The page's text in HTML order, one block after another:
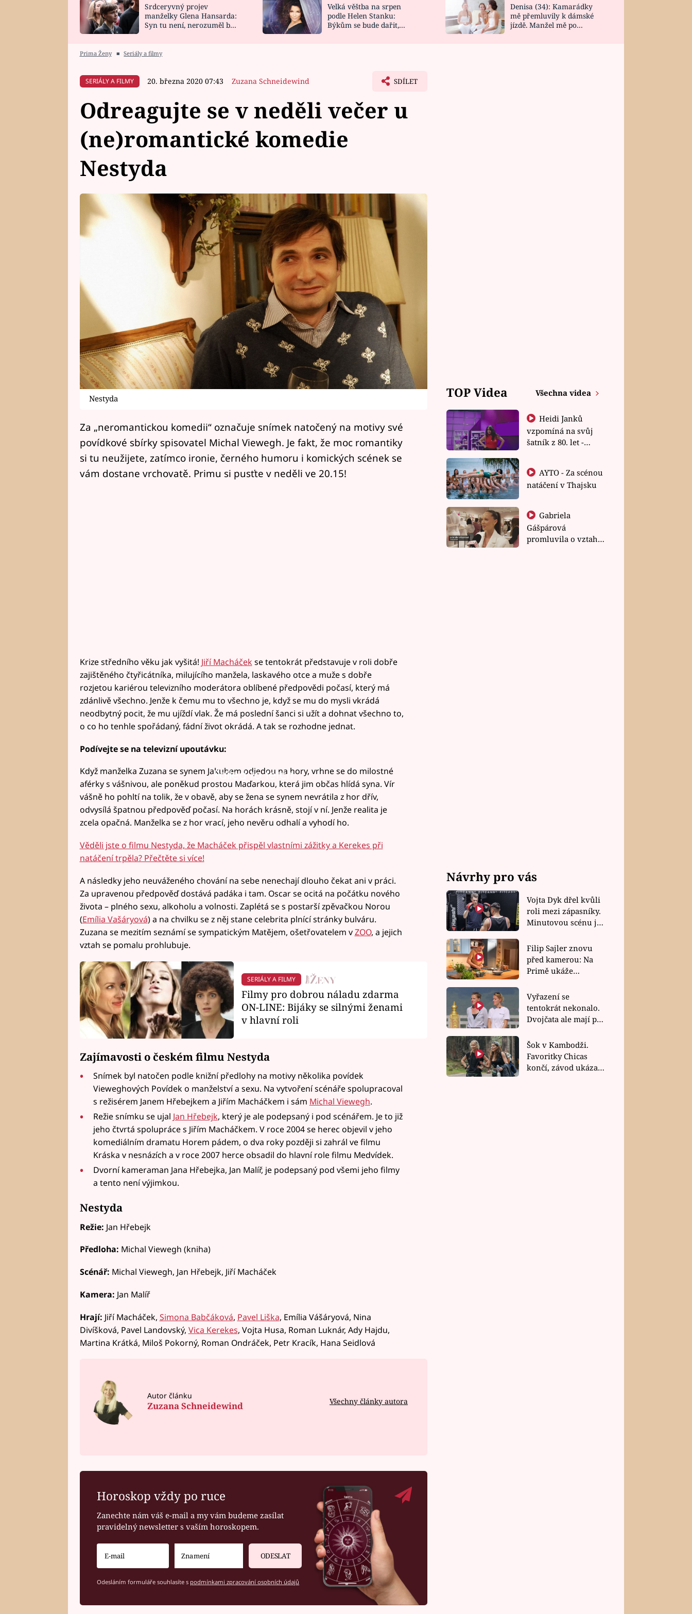
HOROSKOP NA
CELEBRITY
VAŘENÍ
NOVINKY
VIDEORECEPTY
DESIGN
Srdceryvný projev
manželky Glena Hansarda:
Syn tu není, nerozuměl by
Velká věštba na srpen
podle Helen Stanku:
Býkům se bude dařit,
Denisa (34): Kamarádky
mě přemluvily k dámské
jízdě. Manžel mě po
Prima Ženy ■ Seriály a filmy
SERIÁLY A FILMY 20. března 2020 07:43 Zuzana Schneidewind SDÍLET
Odreagujte se v neděli večer u
(ne)romantické komedie
Nestyda
Nestyda
Za „neromantickou komedii“ označuje snímek natočený na motivy své
povídkové sbírky spisovatel Michal Viewegh. Je fakt, že moc romantiky
si tu neužijete, zatímco ironie, černého humoru i komických scének se
vám dostane vrchovatě. Primu si pusťte v neděli ve 20.15!
Krize středního věku jak vyšitá! Jiří Macháček se tentokrát představuje v roli dobře
zajištěného čtyřicátníka, milujícího manžela, laskavého otce a muže s dobře
rozjetou kariérou televizního moderátora oblíbené předpovědi počasí, který má
zdánlivě všechno. Jenže k čemu mu to všechno je, když se mu do mysli vkrádá
neodbytný pocit, že mu ujíždí vlak. Že má poslední šanci si užít a dohnat všechno to,
o co ho tenhle spořádaný, fádní život okrádá. A tak se rozhodne jednat.
Podívejte se na televizní upoutávku:
Failed to fetch
Když manželka Zuzana se synem Jakubem odjedou na hory, vrhne se do milostné
aférky s vášnivou, ale poněkud prostou Maďarkou, která jim občas hlídá syna. Vír
vášně ho pohltí na tolik, že v obavě, aby se žena se synem nevrátila z hor dřív,
odvysílá špatnou předpověď počasí. Na horách krásně, stojí v ní. Jenže realita je
zcela opačná. Manželka se z hor vrací, jeho nevěru odhalí a vyhodí ho.
Věděli jste o filmu Nestyda, že Macháček přispěl vlastními zážitky a Kerekes při
natáčení trpěla? Přečtěte si více!
A následky jeho neuváženého chování na sebe nenechají dlouho čekat ani v práci.
Za upravenou předpověď dostává padáka i tam. Oscar se ocitá na počátku nového
života – plného sexu, alkoholu a volnosti. Zaplétá se s postarší zpěvačkou Norou
(Emília Vašáryová) a na chvilku se z něj stane celebrita plnící stránky bulváru.
Zuzana se mezitím seznámí se sympatickým Matějem, ošetřovatelem vZOO, a jejich
vztah se pomalu prohlubuje.
SERIÁLY A FILMY
Filmy pro dobrou náladu zdarma
ON-LINE: Bijáky se silnými ženami
v hlavní roli
Zajímavosti o českém filmu Nestyda
Snímek byl natočen podle knižní předlohy na motivy několika povídek
Vieweghových Povídek o manželství a sexu. Na vytvoření scénáře spolupracoval
s režisérem Janem Hřebejkem a Jiřím Macháčkem i sám Michal Viewegh.
Režie snímku se ujal Jan Hřebejk, který je ale podepsaný i pod scénářem. Je to již
jeho čtvrtá spolupráce s Jiřím Macháčkem. V roce 2004 se herec objevil v jeho
komediálním dramatu Horem pádem, o dva roky později si zahrál ve filmu
Kráska v nesnázích a v roce 2007 herce obsadil do hlavní role filmu Medvídek.
Dvorní kameraman Jana Hřebejka, Jan Malíř, je podepsaný pod všemi jeho filmy
a tento není výjimkou.
Nestyda
Režie: Jan Hřebejk
Předloha: Michal Viewegh (kniha)
Scénář: Michal Viewegh, Jan Hřebejk, Jiří Macháček
Kamera: Jan Malíř
Hrají: Jiří Macháček, Simona Babčáková, Pavel Liška, Emília Vášáryová, Nina
Divíšková, Pavel Landovský, Vica Kerekes, Vojta Husa, Roman Luknár, Ady Hajdu,
Martina Krátká, Miloš Pokorný, Roman Ondráček, Petr Kracík, Hana Seidlová
Autor článku
Zuzana Schneidewind Všechny články autora
Horoskop vždy po ruce
Zanechte nám váš e-mail a my vám budeme zasílat
pravidelný newsletter s vaším horoskopem.
ODESLAT
Odesláním formuláře souhlasíte s podmínkami zpracování osobních údajů
TOP Videa Všechna videa
Heidi Janků
vzpomíná na svůj
šatník z 80. let -
natáčení v Thajsku
Gabriela
Gášpárová
promluvila o vztahu
Návrhy pro vás
Vojta Dyk dřel kvůli
roli mezi zápasníky.
Minutovou scénu jel
Filip Sajler znovu
před kamerou: Na
Primě ukáže
rychlé recepty
Vyřazení se
tentokrát nekonalo.
Dvojčata ale mají po
závodu nůž na krku
Šok v Kambodži.
Favoritky Chicas
končí, závod ukázal